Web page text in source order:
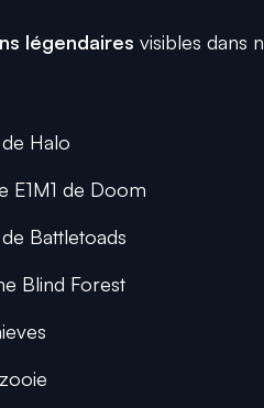
légendaires visibles dans
Halo
E1M1 de Doom
Battletoads
Blind Forest